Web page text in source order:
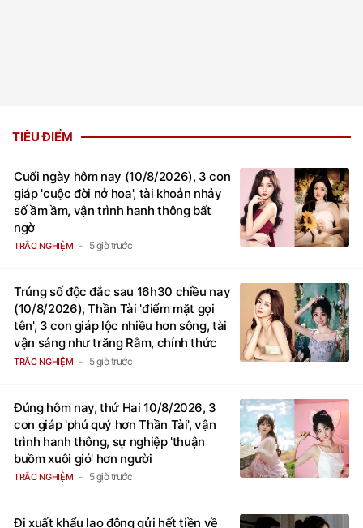
TIÊU ĐIỂM
Cuối ngày hôm nay (10/8/2026), 3 con
giáp 'cuộc đời nở hoa', tài khoản nhảy
số ầm ầm, vận trình hanh thông bất
ngờ
TRẮC NGHIỆM 5 giờ trước
Trúng số độc đắc sau 16h30 chiều nay
(10/8/2026), Thần Tài 'điểm mặt gọi
tên', 3 con giáp lộc nhiều hơn sông, tài
vận sáng như trăng Rằm, chính thức
hết khổ
TRẮC NGHIỆM 5 giờ trước
Đúng hôm nay, thứ Hai 10/8/2026, 3
con giáp 'phú quý hơn Thần Tài', vận
trình hanh thông, sự nghiệp 'thuận
buồm xuôi gió' hơn người
TRẮC NGHIỆM 5 giờ trước
Đi xuất khẩu lao động gửi hết tiền về